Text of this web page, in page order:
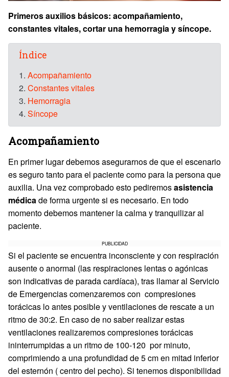
Primeros auxilios básicos: acompañamiento,
constantes vitales, cortar una hemorragia y síncope.
Índice
1. Acompañamiento
2. Constantes vitales
3. Hemorragia
4. Síncope
Acompañamiento
En primer lugar debemos asegurarnos de que el escenario
es seguro tanto para el paciente como para la persona que
auxilia. Una vez comprobado esto pediremosasistencia
médicade forma urgente si es necesario. En todo
momento debemos mantener la calma y tranquilizar al
paciente.
PUBLICIDAD
Si el paciente se encuentra inconsciente y con respiración
ausente o anormal (las respiraciones lentas o agónicas
son indicativas de parada cardíaca), tras llamar al Servicio
de Emergencias comenzaremos con compresiones
torácicas lo antes posible y ventilaciones de rescate a un
ritmo de 30:2. En caso de no saber realizar estas
ventilaciones realizaremos compresiones torácicas
ininterrumpidas a un ritmo de 100-120 por minuto,
comprimiendo a una profundidad de 5 cm en mitad inferior
del esternón ( centro del pecho). Si tenemos disponibilidad